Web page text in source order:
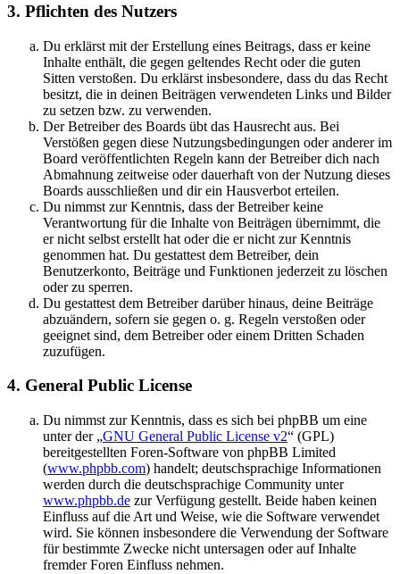
3. Pflichten des Nutzers
Du erklärst mit der Erstellung eines Beitrags, dass er keine
Inhalte enthält, die gegen geltendes Recht oder die guten
Sitten verstoßen. Du erklärst insbesondere, dass du das Recht
besitzt, die in deinen Beiträgen verwendeten Links und Bilder
zu setzen bzw. zu verwenden.
Der Betreiber des Boards übt das Hausrecht aus. Bei
Verstößen gegen diese Nutzungsbedingungen oder anderer im
Board veröffentlichten Regeln kann der Betreiber dich nach
Abmahnung zeitweise oder dauerhaft von der Nutzung dieses
Boards ausschließen und dir ein Hausverbot erteilen.
Du nimmst zur Kenntnis, dass der Betreiber keine
Verantwortung für die Inhalte von Beiträgen übernimmt, die
er nicht selbst erstellt hat oder die er nicht zur Kenntnis
genommen hat. Du gestattest dem Betreiber, dein
Benutzerkonto, Beiträge und Funktionen jederzeit zu löschen
oder zu sperren.
Du gestattest dem Betreiber darüber hinaus, deine Beiträge
abzuändern, sofern sie gegen o. g. Regeln verstoßen oder
geeignet sind, dem Betreiber oder einem Dritten Schaden
zuzufügen.
4. General Public License
Du nimmst zur Kenntnis, dass es sich bei phpBB um eine
unter der „GNU General Public License v2“ (GPL)
bereitgestellten Foren-Software von phpBB Limited
(www.phpbb.com) handelt; deutschsprachige Informationen
werden durch die deutschsprachige Community unter
www.phpbb.de zur Verfügung gestellt. Beide haben keinen
Einfluss auf die Art und Weise, wie die Software verwendet
wird. Sie können insbesondere die Verwendung der Software
für bestimmte Zwecke nicht untersagen oder auf Inhalte
fremder Foren Einfluss nehmen.